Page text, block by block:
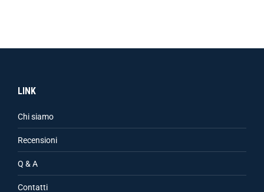
LINK
Chi siamo
Recensioni
Q & A
Contatti